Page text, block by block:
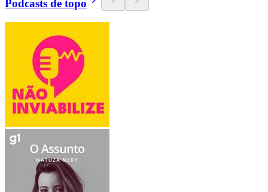
Podcasts de topo